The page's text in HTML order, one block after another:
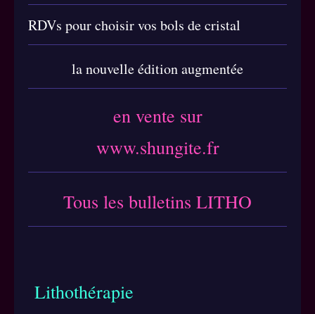
RDVs pour choisir vos bols de cristal
la nouvelle édition augmentée
en vente sur
www.shungite.fr
Tous les bulletins LITHO
Lithothérapie